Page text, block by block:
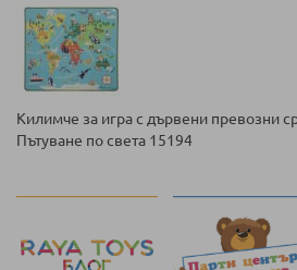
Килимче за игра с дървени превозни
Пътуване по света 15194